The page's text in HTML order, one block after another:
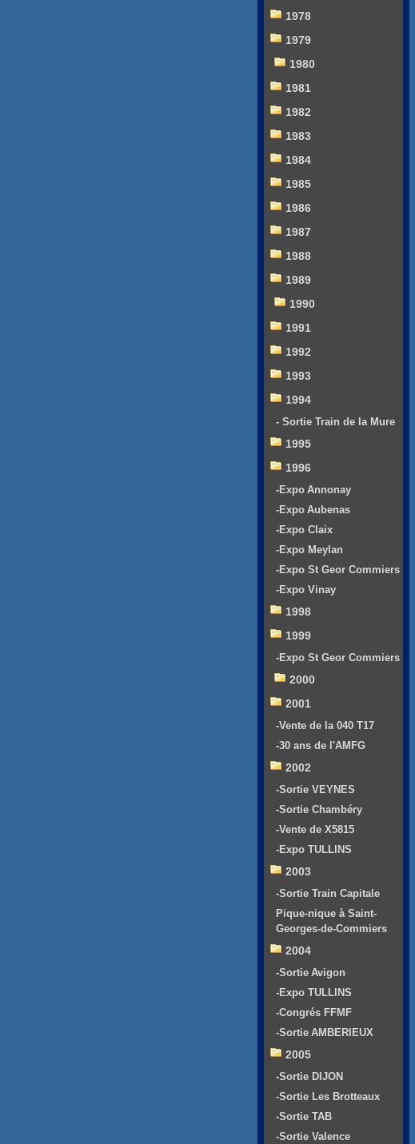
1978
1979
1980
1981
1982
1983
1984
1985
1986
1987
1988
1989
1990
1991
1992
1993
1994
- Sortie Train de la Mure
1995
1996
-Expo Annonay
-Expo Aubenas
-Expo Claix
-Expo Meylan
-Expo St Geor Commiers
-Expo Vinay
1998
1999
-Expo St Geor Commiers
2000
2001
-Vente de la 040 T17
-30 ans de l'AMFG
2002
-Sortie VEYNES
-Sortie Chambéry
-Vente de X5815
-Expo TULLINS
2003
-Sortie Train Capitale
Pique-nique à Saint-
Georges-de-Commiers
2004
-Sortie Avigon
-Expo TULLINS
-Congrés FFMF
-Sortie AMBERIEUX
2005
-Sortie DIJON
-Sortie Les Brotteaux
-Sortie TAB
-Sortie Valence